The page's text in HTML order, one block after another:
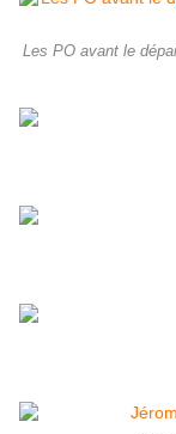
Les PO avant le